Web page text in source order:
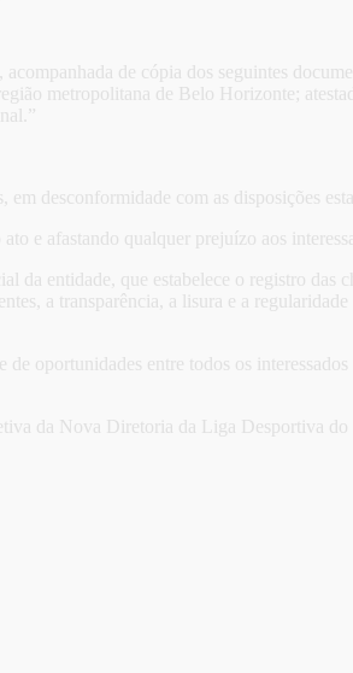
de cópia dos seguintes
metropolitana de Belo Horizonte;
desconformidade com as disposições
e afastando qualquer prejuízo aos
da entidade, que estabelece o registro das
a transparência, a lisura e a regularidade
oportunidades entre todos os interessados
da Nova Diretoria da Liga Desportiva